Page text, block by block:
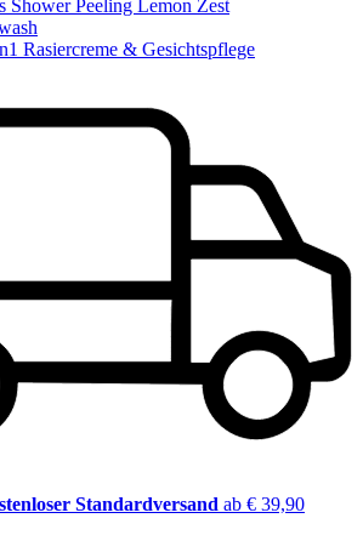
Shower Peeling Lemon Zest
Rasiercreme & Gesichtspflege
Standardversand ab € 39,90